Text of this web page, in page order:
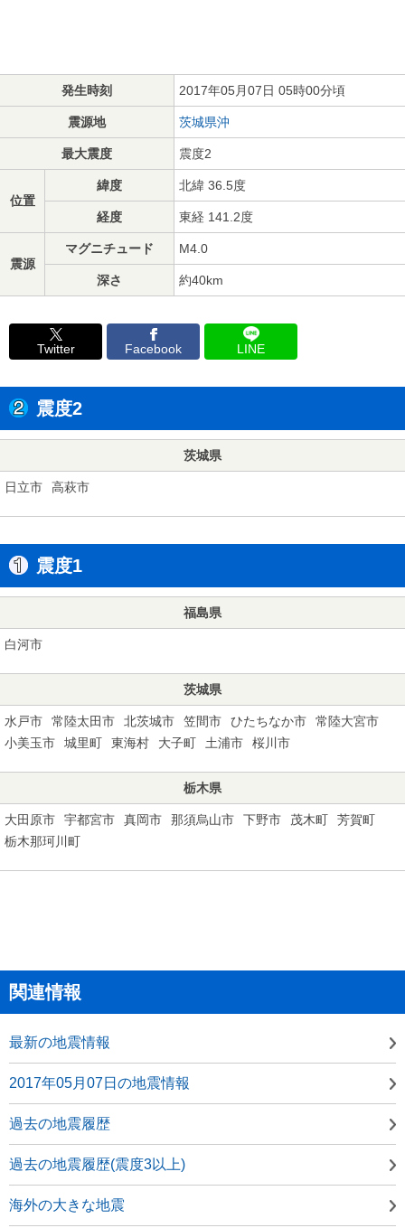
発生時刻 2017年05月07日 05時00分頃
震源地 茨城県沖
最大震度 震度2
位置
緯度 北緯 36.5度
経度 東経 141.2度
震源
マグニチュード M4.0
深さ 約40km
Twitter Facebook LINE
震度2
茨城県
日立市 高萩市
震度1
福島県
白河市
茨城県
水戸市 常陸太田市 北茨城市 笠間市 ひたちなか市
常陸大宮市
小美玉市
城里町 東海村 大子町 土浦市 桜川市
栃木県
大田原市 宇都宮市 真岡市 那須烏山市 下野市 茂木町
芳賀町
栃木那珂川町
関連情報
最新の地震情報
2017年05月07日の地震情報
過去の地震履歴
過去の地震履歴(震度3以上)
海外の大きな地震